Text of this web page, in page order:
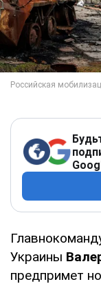
Украины
предпримет